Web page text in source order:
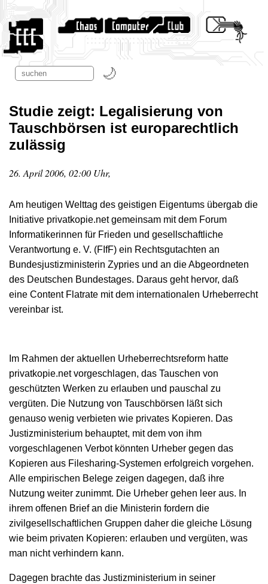
Studie zeigt: Legalisierung von
Tauschbörsen ist europarechtlich
zulässig
26. April 2006, 02:00 Uhr,
Am heutigen Welttag des geistigen Eigentums übergab die
Initiative privatkopie.net gemeinsam mit dem Forum
Informatikerinnen für Frieden und gesellschaftliche
Verantwortung e. V. (FIfF) ein Rechtsgutachten an
Bundesjustizministerin Zypries und an die Abgeordneten
des Deutschen Bundestages. Daraus geht hervor, daß
eine Content Flatrate mit dem internationalen Urheberrecht
vereinbar ist.
Im Rahmen der aktuellen Urheberrechtsreform hatte
privatkopie.net vorgeschlagen, das Tauschen von
geschützten Werken zu erlauben und pauschal zu
vergüten. Die Nutzung von Tauschbörsen läßt sich
genauso wenig verbieten wie privates Kopieren. Das
Justizministerium behauptet, mit dem von ihm
vorgeschlagenen Verbot könnten Urheber gegen das
Kopieren aus Filesharing-Systemen erfolgreich vorgehen.
Alle empirischen Belege zeigen dagegen, daß ihre
Nutzung weiter zunimmt. Die Urheber gehen leer aus. In
ihrem offenen Brief an die Ministerin fordern die
zivilgesellschaftlichen Gruppen daher die gleiche Lösung
wie beim privaten Kopieren: erlauben und vergüten, was
man nicht verhindern kann.
Dagegen brachte das Justizministerium in seiner